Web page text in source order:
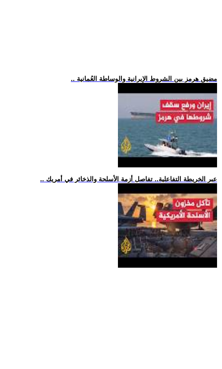
.. مضيق هرمز بين الشروط الإيرانية والوساطة العُمانية
.. عبر الخريطة التفاعلية.. تفاصل أزمة الأسلحة والذخائر في أمريك